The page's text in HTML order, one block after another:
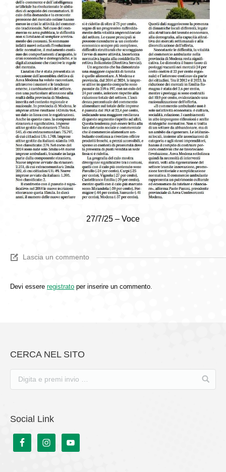
27/7/25 – Voce
Lascia un commento
Devi essere registrato per inserire un commento.
CERCA NEL SITO
Social Link